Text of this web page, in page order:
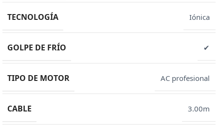
TECNOLOGÍA Iónica
GOLPE DE FRÍO ✔
TIPO DE MOTOR AC profesional
CABLE 3.00m